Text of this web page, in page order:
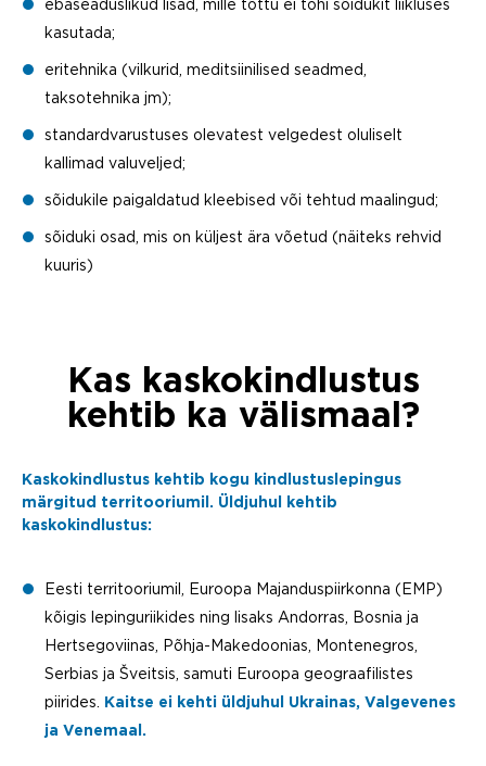
ebaseaduslikud lisad, mille tõttu ei tohi sõidukit liikluses
kasutada;
eritehnika (vilkurid, meditsiinilised seadmed,
taksotehnika jm);
standardvarustuses olevatest velgedest oluliselt
kallimad valuveljed;
sõidukile paigaldatud kleebised või tehtud maalingud;
sõiduki osad, mis on küljest ära võetud (näiteks rehvid
kuuris)
Kas kaskokindlustus
kehtib ka välismaal?
Kaskokindlustus kehtib kogu kindlustuslepingus
märgitud territooriumil. Üldjuhul kehtib
kaskokindlustus:
Eesti territooriumil, Euroopa Majanduspiirkonna (EMP)
kõigis lepinguriikides ning lisaks Andorras, Bosnia ja
Hertsegoviinas, Põhja-Makedoonias, Montenegros,
Serbias ja Šveitsis, samuti Euroopa geograafilistes
piirides. Kaitse ei kehti üldjuhul Ukrainas, Valgevenes
ja Venemaal.